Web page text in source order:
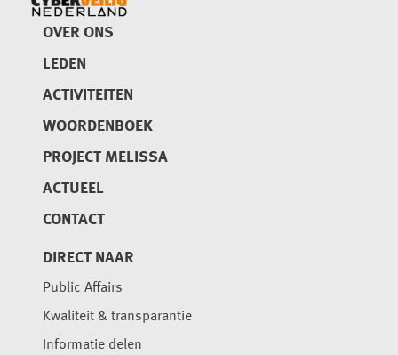
OVER ONS
LEDEN
ACTIVITEITEN
WOORDENBOEK
PROJECT MELISSA
ACTUEEL
CONTACT
DIRECT NAAR
Public Affairs
Kwaliteit & transparantie
Informatie delen